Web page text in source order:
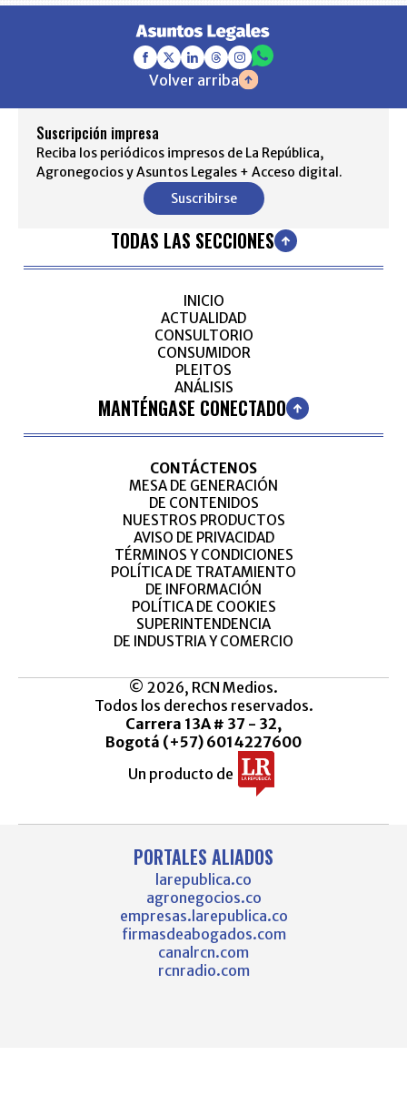
Volver arriba
Suscripción impresa
Reciba los periódicos impresos de La República,
Agronegocios y Asuntos Legales + Acceso digital.
Suscribirse
TODAS LAS SECCIONES
INICIO
ACTUALIDAD
CONSULTORIO
CONSUMIDOR
PLEITOS
ANÁLISIS
MANTÉNGASE CONECTADO
CONTÁCTENOS
MESA DE GENERACIÓN
DE CONTENIDOS
NUESTROS PRODUCTOS
AVISO DE PRIVACIDAD
TÉRMINOS Y CONDICIONES
POLÍTICA DE TRATAMIENTO
DE INFORMACIÓN
POLÍTICA DE COOKIES
SUPERINTENDENCIA
DE INDUSTRIA Y COMERCIO
© 2026, RCN Medios.
Todos los derechos reservados.
Carrera 13A # 37 - 32,
Bogotá (+57) 6014227600
Un producto de
PORTALES ALIADOS
larepublica.co
agronegocios.co
empresas.larepublica.co
firmasdeabogados.com
canalrcn.com
rcnradio.com